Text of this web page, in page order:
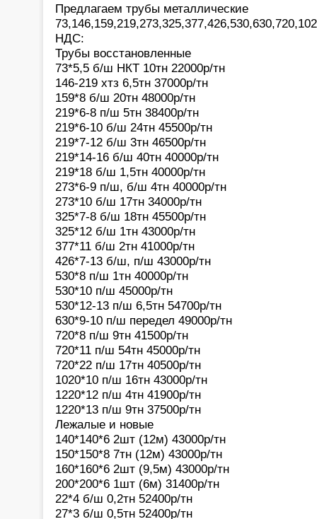
Предлагаем трубы металлические
НДС:
Трубы восстановленные
73*5,5 б/ш НКТ 10тн 22000р/тн
146-219 хтз 6,5тн 37000р/тн
159*8 б/ш 20тн 48000р/тн
219*6-8 п/ш 5тн 38400р/тн
219*6-10 б/ш 24тн 45500р/тн
219*7-12 б/ш 3тн 46500р/тн
219*14-16 б/ш 40тн 40000р/тн
219*18 б/ш 1,5тн 40000р/тн
273*6-9 п/ш, б/ш 4тн 40000р/тн
273*10 б/ш 17тн 34000р/тн
325*7-8 б/ш 18тн 45500р/тн
325*12 б/ш 1тн 43000р/тн
377*11 б/ш 2тн 41000р/тн
426*7-13 б/ш, п/ш 43000р/тн
530*8 п/ш 1тн 40000р/тн
530*10 п/ш 45000р/тн
530*12-13 п/ш 6,5тн 54700р/тн
630*9-10 п/ш передел 49000р/тн
720*8 п/ш 9тн 41500р/тн
720*11 п/ш 54тн 45000р/тн
720*22 п/ш 17тн 40500р/тн
1020*10 п/ш 16тн 43000р/тн
1220*12 п/ш 4тн 41900р/тн
1220*13 п/ш 9тн 37500р/тн
Лежалые и новые
140*140*6 2шт (12м) 43000р/тн
150*150*8 7тн (12м) 43000р/тн
160*160*6 2шт (9,5м) 43000р/тн
200*200*6 1шт (6м) 31400р/тн
22*4 б/ш 0,2тн 52400р/тн
27*3 б/ш 0,5тн 52400р/тн